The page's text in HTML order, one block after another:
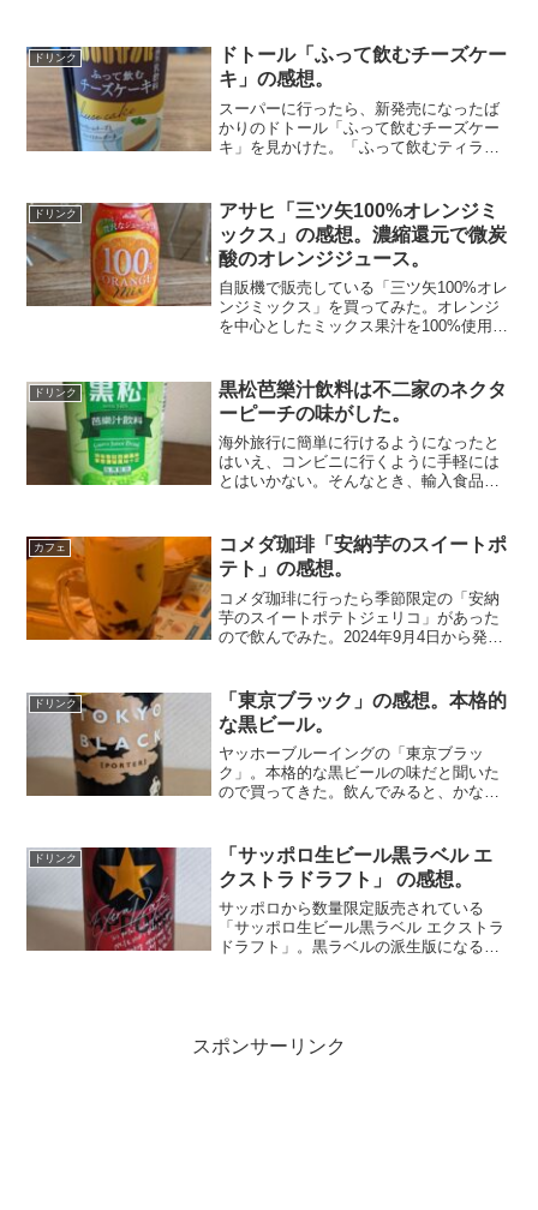
ドリンク
ドトール「ふって飲むチーズケー
キ」の感想。
スーパーに行ったら、新発売になったば
かりのドトール「ふって飲むチーズケー
キ」を見かけた。「ふって飲むティラミ
円（消費税込み）だった。しっかりふっ
てから飲んでみた。チ...
ドリンク
アサヒ「三ツ矢100%オレンジミ
ックス」の感想。濃縮還元で微炭
酸のオレンジジュース。
自販機で販売している「三ツ矢100%オレ
ンジミックス」を買ってみた。オレンジ
を中心としたミックス果汁を100%使用
還元のオレンジの味だ。ポンジュースと
比べると、オレンジ...
ドリンク
黒松芭樂汁飲料は不二家のネクタ
ーピーチの味がした。
海外旅行に簡単に行けるようになったと
はいえ、コンビニに行くように手軽には
とはいかない。そんなとき、輸入食品店
れる。ドリンクの棚は、台湾の飲み物が
結構な割合を占めている。...
カフェ
コメダ珈琲「安納芋のスイートポ
テト」の感想。
コメダ珈琲に行ったら季節限定の「安納
芋のスイートポテトジェリコ」があった
ので飲んでみた。2024年9月4日から発売
ェリーを組み合わせで、ほんのり香る黒
ゴマの風味があると...
ドリンク
「東京ブラック」の感想。本格的
な黒ビール。
ヤッホーブルーイングの「東京ブラッ
ク」。本格的な黒ビールの味だと聞いた
ので買ってきた。飲んでみると、かなり
ビールの味だ。ただ、飲み口自体は、普
通のビールのようなスッキリ...
ドリンク
「サッポロ生ビール黒ラベル エ
クストラドラフト」 の感想。
サッポロから数量限定販売されている
「サッポロ生ビール黒ラベル エクストラ
ドラフト」。黒ラベルの派生版になる。
スポンサーリンク